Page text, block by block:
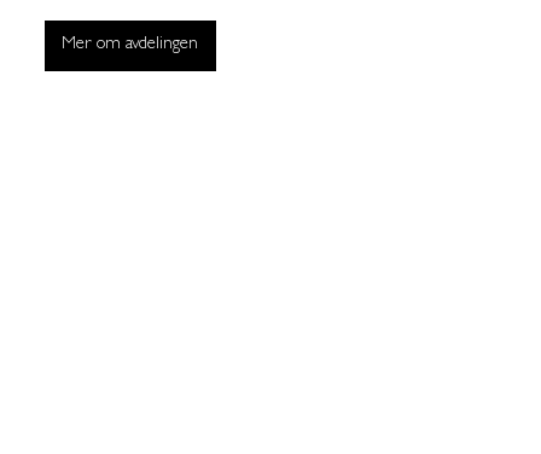
Mer om avdelingen